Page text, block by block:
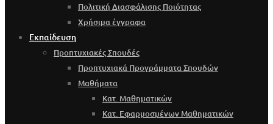
Πολιτική Διασφάλισης Ποιότητας
Χρήσιμα έγγραφα
Εκπαίδευση
Προπτυχιακές Σπουδές
Προπτυχιακά Προγράμματα Σπουδών
Μαθήματα
Κατ. Μαθηματικών
Κατ. Εφαρμοσμένων Μαθηματικών